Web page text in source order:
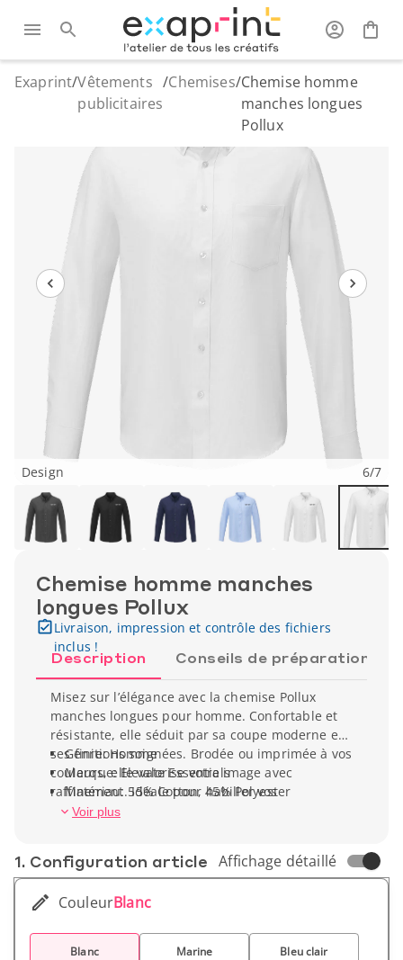
Exaprint/Vêtements
publicitaires
/Chemises/Chemise homme
manches longues
Pollux
Design 6/7
Chemise homme manches
longues Pollux
Livraison, impression et contrôle des fichiers
inclus !
Description Conseils de préparation
Misez sur l’élégance avec la chemise Pollux
manches longues pour homme. Confortable et
résistante, elle séduit par sa coupe moderne et
ses finitions soignées. Brodée ou imprimée à vos
couleurs, elle valorise votre image avec
raffinement. Idéale pour habiller vos
collaborateurs et affirmer une identité
Genre: Homme
Marque: Elevate Essentials
Matériau: 55% Cotton, 45% Polyester
Poids unitaire: 130 gr
Voir plus
1. Conf­iguration article Affichage détaillé
CouleurBlanc
Blanc Marine Bleu clair